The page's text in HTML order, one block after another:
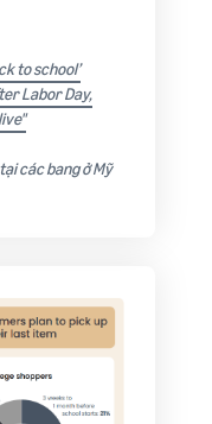
to school’
Labor Day,
các bang ở Mỹ